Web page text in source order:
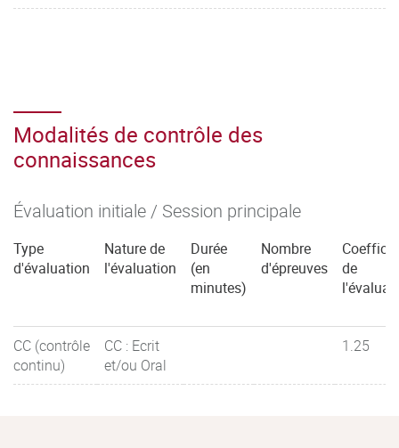
Modalités de contrôle des
connaissances
Évaluation initiale / Session principale
Type
d'évaluation
Nature de
l'évaluation
Durée
(en
minutes)
Nombre
d'épreuves
de
CC (contrôle
continu)
CC : Ecrit
et/ou Oral
1.25